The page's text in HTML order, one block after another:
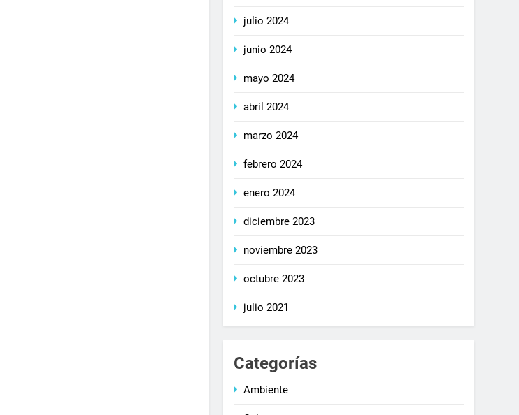
julio 2024
junio 2024
mayo 2024
abril 2024
marzo 2024
febrero 2024
enero 2024
diciembre 2023
noviembre 2023
octubre 2023
julio 2021
Categorías
Ambiente